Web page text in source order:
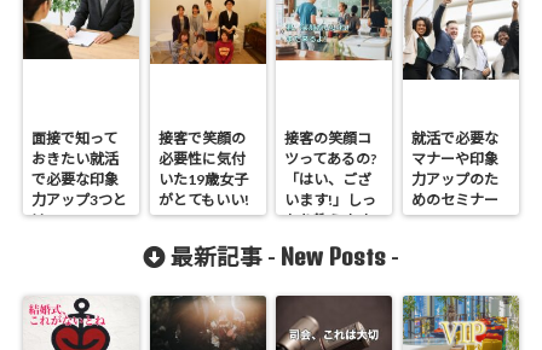
面接で知って
おきたい就活
で必要な印象
力アップ3つと
は
接客で笑顔の
必要性に気付
いた19歳女子
がとてもいい!
接客の笑顔コ
ツってあるの?
「はい、ござ
います!」しっ
かり教えます!
就活で必要な
マナーや印象
力アップのた
めのセミナー
最新記事 - New Posts -